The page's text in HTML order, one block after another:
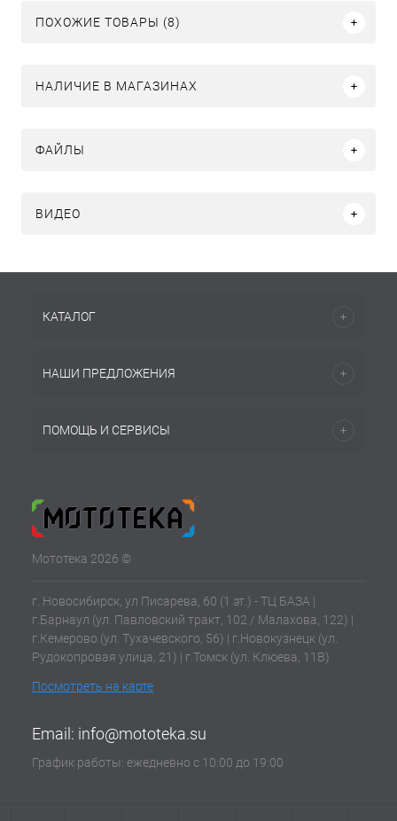
ПОХОЖИЕ ТОВАРЫ (8)
НАЛИЧИЕ В МАГАЗИНАХ
ФАЙЛЫ
ВИДЕО
КАТАЛОГ
НАШИ ПРЕДЛОЖЕНИЯ
ПОМОЩЬ И СЕРВИСЫ
Мототека 2026 ©
г. Новосибирск, ул Писарева, 60 (1 эт.) - ТЦ БАЗА |
г.Барнаул (ул. Павловский тракт, 102 / Малахова, 122) |
г.Кемерово (ул. Тухачевского, 56) | г.Новокузнецк (ул.
Рудокопровая улица, 21) | г.Томск (ул. Клюева, 11В)
Посмотреть на карте
Email: info@mototeka.su
График работы: ежедневно с 10:00 до 19:00